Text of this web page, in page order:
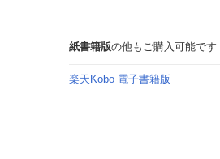
紙書籍版の他もご購入可能です
楽天Kobo 電子書籍版